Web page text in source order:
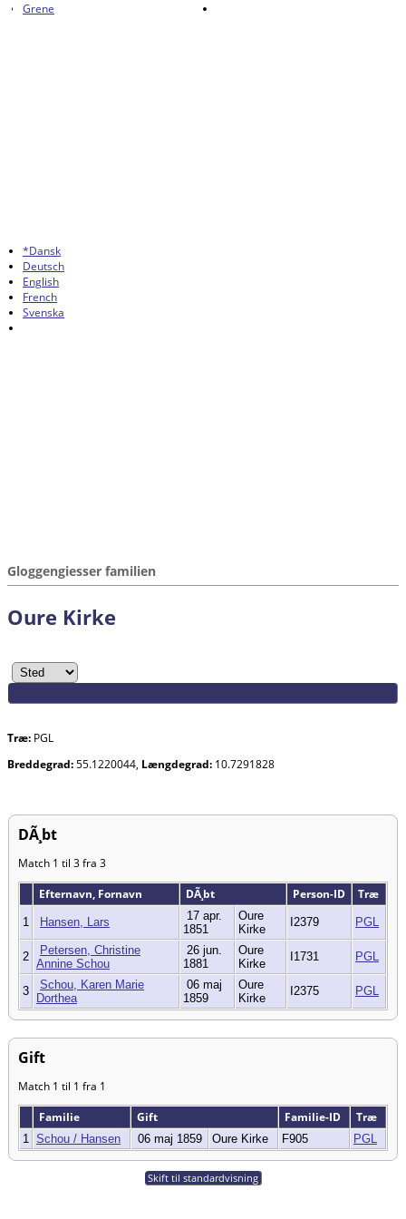
Grene
*Dansk
Deutsch
English
French
Svenska
Gloggengiesser familien
Oure Kirke
Træ: PGL
Breddegrad:55.1220044, Længdegrad: 10.7291828
DÃ¸bt
Match 1 til 3 fra 3
Efternavn, Fornavn
DÃ¸bt Person-ID Træ
1 Hansen, Lars
17 apr.
1851
Oure
Kirke
I2379 PGL
2
Petersen, Christine
Annine Schou
26 jun.
1881
Oure
Kirke
I1731 PGL
3
Schou, Karen Marie
Dorthea
06 maj
1859
Oure
Kirke
I2375 PGL
Gift
Match 1 til 1 fra 1
Familie
Gift Familie-ID Træ
1 Schou / Hansen 06 maj 1859 Oure Kirke F905 PGL
Skift til standardvisning